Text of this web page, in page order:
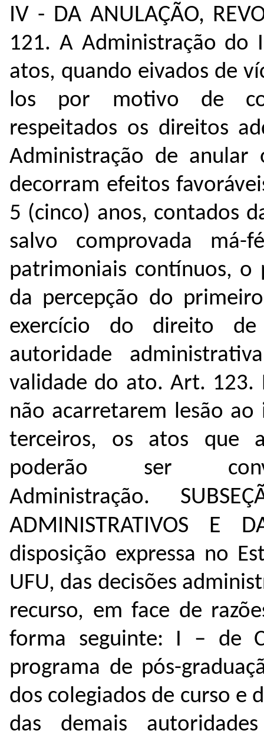
IV - DA ANULAÇÃO,
121. A Administração do
atos, quando eivados de
los por motivo de
respeitados os direitos
Administração de
decorram efeitos
5 (cinco) anos, contados
salvo comprovada
patrimoniais contínuos, o
da percepção do
exercício do direito
autoridade
validade do ato. Art. 123.
não acarretarem lesão
terceiros, os atos que
poderão ser
Administração.
ADMINISTRATIVOS E
disposição expressa no
UFU, das decisões
recurso, em face de
forma seguinte: I – de
programa de pós-
dos colegiados de curso e
das demais